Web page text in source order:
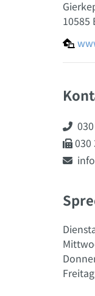
10585


 030
